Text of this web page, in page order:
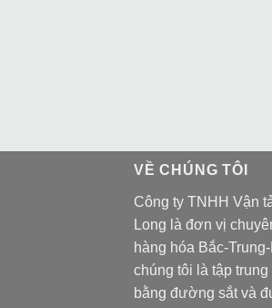
VỀ CHÚNG TÔI
Công ty TNHH Vận
Long là đơn vị
hàng hóa Bắc-
chúng tôi là tập
bằng đường sắt và